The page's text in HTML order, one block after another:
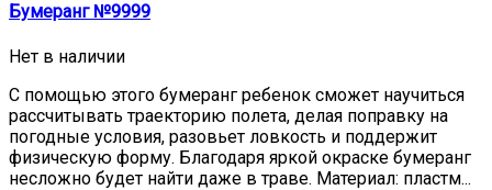
Бумеранг №9999
Нет в наличии
С помощью этого бумеранг ребенок сможет научиться
рассчитывать траекторию полета, делая поправку на
погодные условия, разовьет ловкость и поддержит
физическую форму. Благодаря яркой окраске бумеранг
несложно будет найти даже в траве. Материал: пластм...